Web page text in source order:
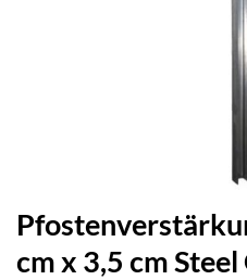
cm x 3,5 cm